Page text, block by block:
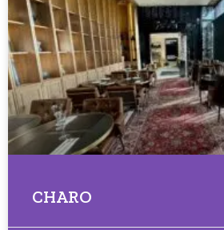
CHARO